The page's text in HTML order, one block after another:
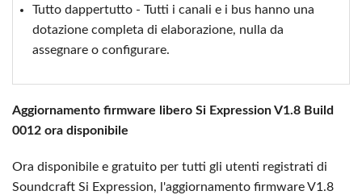
Tutto dappertutto - Tutti i canali e i bus hanno una
dotazione completa di elaborazione, nulla da
assegnare o configurare.
Aggiornamento firmware libero Si Expression V1.8 Build
0012 ora disponibile
Ora disponibile e gratuito per tutti gli utenti registrati di
Soundcraft Si Expression, l'aggiornamento firmware V1.8